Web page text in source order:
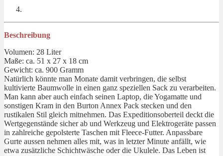
Beschreibung
Volumen: 28 Liter
Maße: ca. 51 x 27 x 18 cm
Gewicht: ca. 900 Gramm
Natürlich könnte man Monate damit verbringen, die selbst
kultivierte Baumwolle in einen ganz speziellen Sack zu verarbeiten.
Man kann aber auch einfach seinen Laptop, die Yogamatte und
sonstigen Kram in den Burton Annex Pack stecken und den
rustikalen Stil gleich mitnehmen. Das Expeditionsoberteil deckt die
Wertgegenstände sicher ab und Werkzeug und Elektrogeräte passen
in zahlreiche gepolsterte Taschen mit Fleece-Futter. Anpassbare
Gurte aussen nehmen alles mit, was in letzter Minute anfällt, wie
etwa zusätzliche Schichtwäsche oder die Ukulele. Das Leben ist